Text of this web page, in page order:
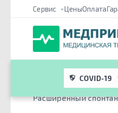
Сервис ЦеныОплата
COVID-19
Медприбор ПРО → Атрибуты
Режим
Расширенный